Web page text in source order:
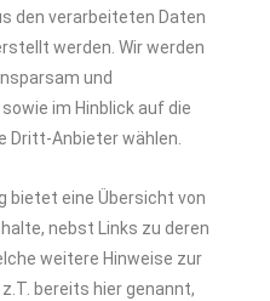
den verarbeiteten Daten
werden. Wir werden
und
im Hinblick auf die
Dritt-Anbieter wählen.
bietet eine Übersicht von
nebst Links zu deren
weitere Hinweise zur
bereits hier genannt,